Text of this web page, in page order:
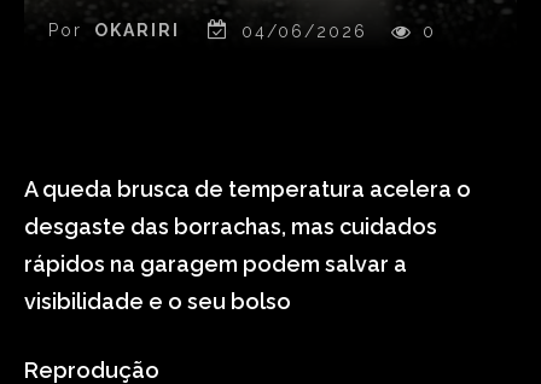
Por OKARIRI 04/06/2026 0
A queda brusca de temperatura acelera o
desgaste das borrachas, mas cuidados
rápidos na garagem podem salvar a
visibilidade e o seu bolso
Reprodução